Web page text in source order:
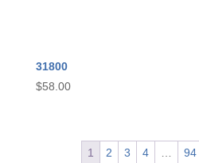
31800
$58.00
1 2 3 4 … 94